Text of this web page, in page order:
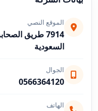
الموقع النصي
السعودية
الجوال
0566364120
الهاتف